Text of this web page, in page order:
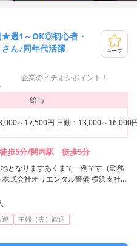
★週1～OK◎初心者・
ん♪同年代活躍
キープ
企業のイチオシポイント！
給与
～17,500円 日勤：13,000～
歩5分/関内駅 徒歩5分
となりますあくまで一例です（勤務
9 タクエー横浜西口第6ビル3F アク
式会社オリエンタル警備 横浜支社/
主婦（夫）歓迎